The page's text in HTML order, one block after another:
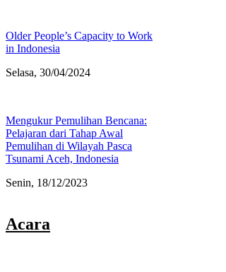
Older People’s Capacity to Work
in Indonesia
Selasa, 30/04/2024
Mengukur Pemulihan Bencana:
Pelajaran dari Tahap Awal
Pemulihan di Wilayah Pasca
Tsunami Aceh, Indonesia
Senin, 18/12/2023
Acara